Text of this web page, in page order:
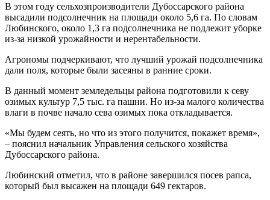
В этом году сельхозпроизводители Дубоссарского района
высадили подсолнечник на площади около 5,6 га. По словам
Любинского, около 1,3 га подсолнечника не подлежит уборке
из-за низкой урожайности и нерентабельности.
Агрономы подчеркивают, что лучший урожай подсолнечника
дали поля, которые были засеяны в ранние сроки.
В данный момент земледельцы района подготовили к севу
озимых культур 7,5 тыс. га пашни. Но из-за малого количества
влаги в почве начало сева озимых пока откладывается.
«Мы будем сеять, но что из этого получится, покажет время»,
– пояснил начальник Управления сельского хозяйства
Дубоссарского района.
Любинский отметил, что в районе завершился посев рапса,
который был высажен на площади 649 гектаров.